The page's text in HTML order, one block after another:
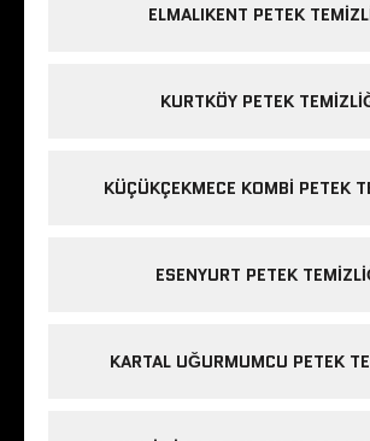
ELMALIKENT PETEK
KURTKÖY PETEK
KÜÇÜKÇEKMECE KOMBI PETEK
ESENYURT PETEK
KARTAL UĞURMUMCU PETEK